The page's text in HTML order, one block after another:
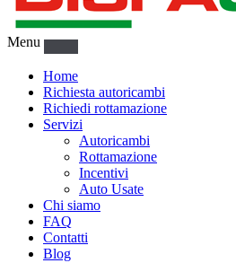
Menu
Home
Richiesta autoricambi
Richiedi rottamazione
Servizi
Autoricambi
Rottamazione
Incentivi
Auto Usate
Chi siamo
FAQ
Contatti
Blog